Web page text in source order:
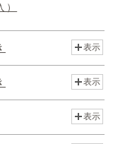
表示
表示
表示